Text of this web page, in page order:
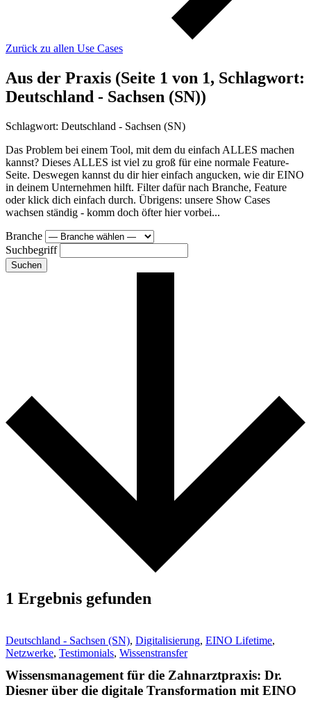
Zurück zu allen Use Cases
Aus der Praxis (Seite 1 von 1, Schlagwort:
Deutschland - Sachsen (SN))
Schlagwort: Deutschland - Sachsen (SN)
Das Problem bei einem Tool, mit dem du einfach ALLES machen
kannst? Dieses ALLES ist viel zu groß für eine normale Feature-
Seite. Deswegen kannst du dir hier einfach angucken, wie dir EINO
in deinem Unternehmen hilft. Filter dafür nach Branche, Feature
oder klick dich einfach durch. Übrigens: unsere Show Cases
wachsen ständig - komm doch öfter hier vorbei...
Branche
Suchbegriff
Suchen
1 Ergebnis gefunden
Deutschland - Sachsen (SN), Digitalisierung, EINO Lifetime,
Netzwerke, Testimonials, Wissenstransfer
Wissensmanagement für die Zahnarztpraxis: Dr.
Diesner über die digitale Transformation mit EINO